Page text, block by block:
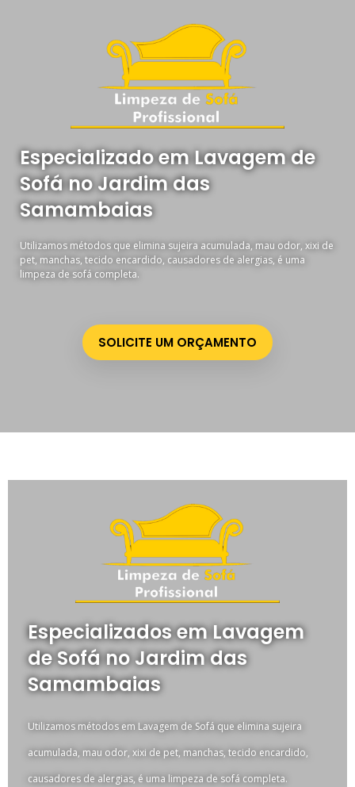
Especializado em Lavagem de
Sofá no Jardim das
Samambaias
Utilizamos métodos que elimina sujeira acumulada, mau odor, xixi de
pet, manchas, tecido encardido, causadores de alergias, é uma
limpeza de sofá completa.
SOLICITE UM ORÇAMENTO
Especializados em Lavagem
de Sofá no Jardim das
Samambaias
Utilizamos métodos em Lavagem de Sofá que elimina sujeira
acumulada, mau odor, xixi de pet, manchas, tecido encardido,
causadores de alergias, é uma limpeza de sofá completa.